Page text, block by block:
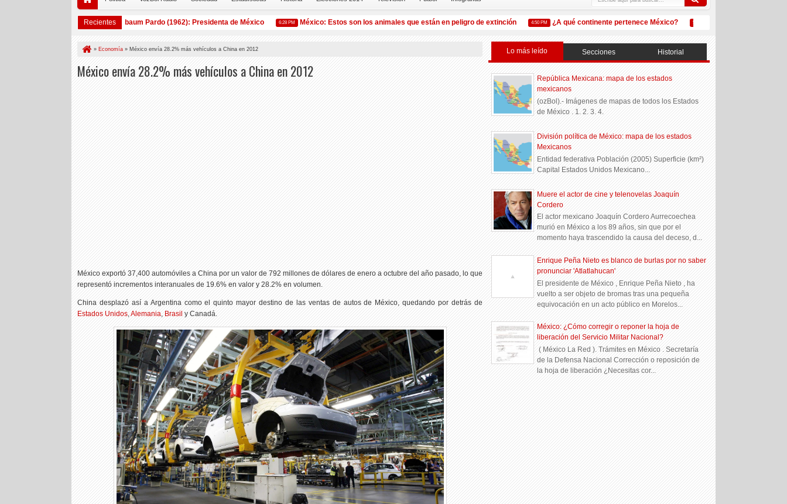
Recientes
Claudia Sheinbaum Pardo (1962): Presidenta de México 6:28 PM México: Estos son los animales que están en peligro de extinción 4:50 PM ¿A qué continente pertenece México? 5:32 PM
» Economía » México envía 28.2% más vehículos a China en 2012
México envía 28.2% más vehículos a China en 2012
México exportó 37,400 automóviles a China por un valor de 792 millones de dólares de enero a octubre del año pasado, lo que
representó incrementos interanuales de 19.6% en valor y 28.2% en volumen.
China desplazó así a Argentina como el quinto mayor destino de las ventas de autos de México, quedando por detrás de
Estados Unidos,Alemania,Brasily Canadá.
Lo más leído Secciones Historial
República Mexicana: mapa de los estados
mexicanos
(ozBol).- Imágenes de mapas de todos los Estados
de México . 1. 2. 3. 4.
División política de México: mapa de los estados
Mexicanos
Entidad federativa Población (2005) Superficie (km²)
Capital Estados Unidos Mexicano...
Muere el actor de cine y telenovelas Joaquín
Cordero
El actor mexicano Joaquín Cordero Aurrecoechea
murió en México a los 89 años, sin que por el
momento haya trascendido la causa del deceso, d...
Enrique Peña Nieto es blanco de burlas por no saber
pronunciar 'Atlatlahucan'
El presidente de México , Enrique Peña Nieto , ha
vuelto a ser objeto de bromas tras una pequeña
equivocación en un acto público en Morelos...
México: ¿Cómo corregir o reponer la hoja de
liberación del Servicio Militar Nacional?
( México La Red ). Trámites en México . Secretaría
de la Defensa Nacional Corrección o reposición de
la hoja de liberación ¿Necesitas cor...